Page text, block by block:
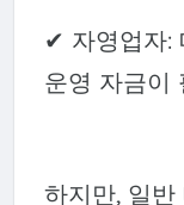
✔ 자영업자:
운영 자금이
하지만, 일